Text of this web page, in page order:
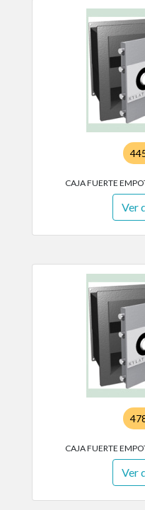
CAJA FUERTE
Ver
CAJA FUERTE
Ver